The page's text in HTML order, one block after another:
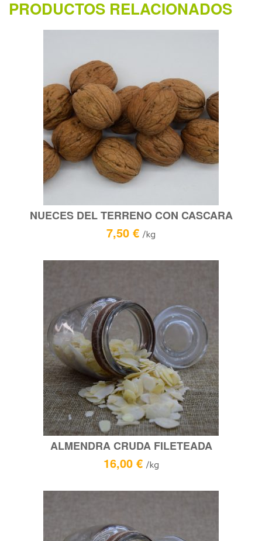
PRODUCTOS RELACIONADOS
NUECES DEL TERRENO CON CASCARA
7,50 € /kg
ALMENDRA CRUDA FILETEADA
16,00 €/kg